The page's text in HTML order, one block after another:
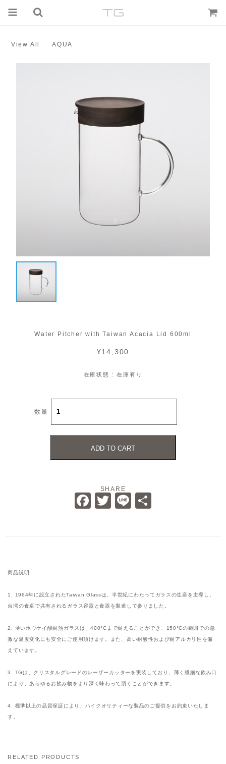
View All AQUA
Water Pitcher with Taiwan Acacia Lid 600ml
¥14,300
在庫状態 : 在庫有り
数量
SHARE
Facebook
Twitter
Line
商品説明
1. 1964年に設立されたTaiwan Glassは、半世紀にわたってガラスの生産を主導し、
台湾の食卓で共有されるガラス容器と食器を製造して参りました。
2. 薄いホウケイ酸耐熱ガラスは、400°Cまで耐えることができ、150°Cの範囲での急
激な温度変化にも安全にご使用頂けます。また、高い耐酸性および耐アルカリ性を備
えています。
3. TGは、クリスタルグレードのレーザーカッターを実装しており、薄く繊細な飲み口
により、あらゆるお飲み物をより深く味わって頂くことができます。
4. 標準以上の品質保証により、ハイクオリティーな製品のご提供をお約束いたしま
す。
RELATED PRODUCTS